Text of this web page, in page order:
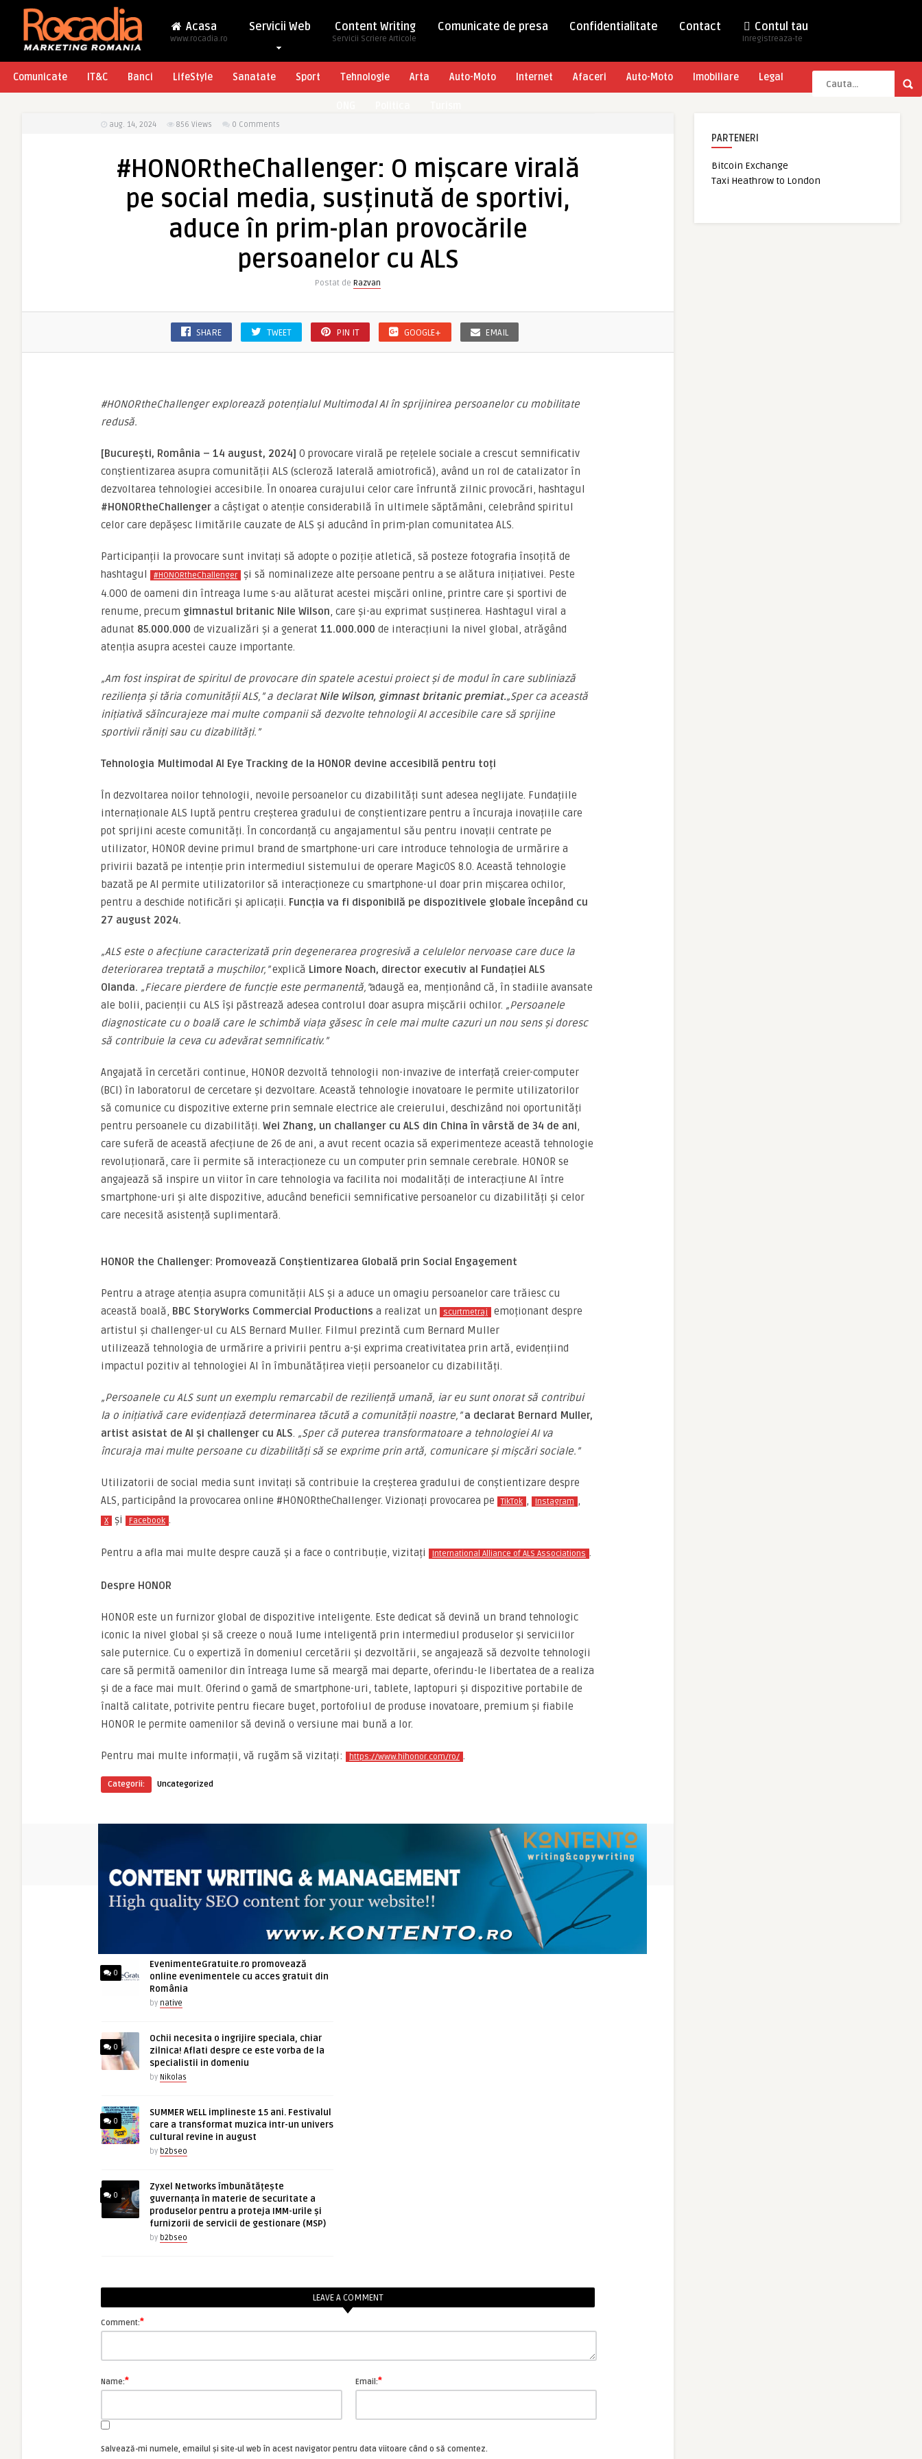
Acasa
www.rocadia.ro
Servicii Web Content Writing
Servicii Scriere Articole
Comunicate de presa Confidentialitate Contact Contul tau
Inregistreaza-te
Comunicate IT&C Banci LifeStyle Sanatate Sport Tehnologie Arta Auto-Moto Internet Afaceri Auto-Moto Imobiliare Legal
aug. 14, 2024 856 Views 0 Comments
#HONORtheChallenger: O mișcare virală
pe social media, susținută de sportivi,
aduce în prim-plan provocările
persoanelor cu ALS
Postat de Razvan
SHARE TWEET PIN IT GOOGLE+ EMAIL
#HONORtheChallenger explorează potențialul Multimodal AIîn sprijinirea persoanelor cu mobilitate
redusă.
[București, România – 14 august, 2024] O provocare virală pe rețelele sociale a crescut semnificativ
conștientizarea asupra comunității ALS (scleroză laterală amiotrofică), având un rol de catalizator în
dezvoltarea tehnologiei accesibile. În onoarea curajului celor care înfruntă zilnic provocări, hashtagul
#HONORtheChallenger a câștigat o atenție considerabilă în ultimele săptămâni, celebrând spiritul
celor care depășesc limitările cauzate de ALS și aducând în prim-plan comunitatea ALS.
Participanții la provocare sunt invitați să adopte o poziție atletică, să posteze fotografia însoțită de
hashtagul
#HONORtheChallenger și să nominalizeze alte persoane pentru a se alătura inițiativei. Peste
4.000 de oameni din întreaga lume s-au alăturat acestei mișcări online, printre care și sportivi de
renume, precum gimnastul britanic Nile Wilson, care și-au exprimat susținerea. Hashtagul viral a
adunat 85.000.000 de vizualizări și a generat 11.000.000 de interacțiuni la nivel global, atrăgând
atenția asupra acestei cauze importante.
„Am fost inspirat de spiritul de provocare din spatele acestui proiect și de modul în care subliniază
reziliența și tăria comunității ALS, ”a declaratNile Wilson, gimnast britanic premiat.„Sper ca această
inițiativă săîncurajeze mai multe companii sădezvolte tehnologii AI accesibile care săsprijine
sportivii răniți sau cu dizabilități. ”
Tehnologia Multimodal AI Eye Tracking de la HONOR devine accesibilă pentru toți
În dezvoltarea noilor tehnologii, nevoile persoanelor cu dizabilități sunt adesea neglijate. Fundațiile
internaționale ALS luptă pentru creșterea gradului de conștientizare pentru a încuraja inovațiile care
pot sprijini aceste comunități. În concordanță cu angajamentul său pentru inovații centrate pe
utilizator, HONOR devine primul brand de smartphone-uri care introduce tehnologia de urmărire a
privirii bazată pe intenție prin intermediul sistemului de operare MagicOS 8.0. Această tehnologie
bazată pe AI permite utilizatorilor să interacționeze cu smartphone-ul doar prin mișcarea ochilor,
pentru a deschide notificări și aplicații. Funcția va fi disponibilă pe dispozitivele globaleîncepând cu
27 august 2024.
„ALS este o afecțiune caracterizată prin degenerarea progresivă a celulelor nervoase care duce la
deteriorarea treptată a mușchilor,”explică Limore Noach, director executiv al Fundației ALS
Olanda. „Fiecare pierdere de funcție este permanentă, ”adaugă ea, menționând că, în stadiile avansate
ale bolii, pacienții cu ALS își păstrează adesea controlul doar asupra mișcării ochilor. „Persoanele
diagnosticate cu o boalăcare le schimbăviața găsesc în cele mai multe cazuri un nou sens și doresc
săcontribuie la ceva cu adevărat semnificativ. ”
Angajată în cercetări continue, HONOR dezvoltă tehnologii non-invazive de interfață creier-computer
(BCI) în laboratorul de cercetare și dezvoltare. Această tehnologie inovatoare le permite utilizatorilor
să comunice cu dispozitive externe prin semnale electrice ale creierului, deschizând noi oportunități
pentru persoanele cu dizabilități. Wei Zhang, un challanger cu ALS din Chinaîn vârstă de 34 de ani,
care suferă de această afecțiune de 26 de ani, a avut recent ocazia să experimenteze această tehnologie
revoluționară, care îi permite să interacționeze cu un computer prin semnale cerebrale. HONOR se
angajează să inspire un viitor în care tehnologia va facilita noi modalități de interacțiune AI între
smartphone-uri și alte dispozitive, aducând beneficii semnificative persoanelor cu dizabilități și celor
care necesită asistență suplimentară.
HONOR the Challenger: Promovează Conștientizarea Globală prin Social Engagement
Pentru a atrage atenția asupra comunității ALS și a aduce un omagiu persoanelor care trăiesc cu
această boală, BBC StoryWorks Commercial Productions a realizat un scurtmetraj
emoționant despre
artistul și challenger-ul cu ALS Bernard Muller. Filmul prezintă cum Bernard Muller
utilizează tehnologia de urmărire a privirii pentru a-și exprima creativitatea prin artă, evidențiind
impactul pozitiv al tehnologiei AI în îmbunătățirea vieții persoanelor cu dizabilități.
„Persoanele cu ALS sunt un exemplu remarcabil de reziliență umană, iar eu sunt onorat să contribui
la o inițiativă care evidențiază determinarea tăcută a comunității noastre,” a declarat Bernard Muller,
artist asistat de AI și challenger cu ALS. „Sper că puterea transformatoare a tehnologiei AI va
încuraja mai multe persoane cu dizabilități să se exprime prin artă, comunicare și mișcări sociale.”
Utilizatorii de social media sunt invitați să contribuie la creșterea gradului de conștientizare despre
ALS, participând la provocarea online #HONORtheChallenger. Vizionați provocarea pe
TikTok , Instagram ,
X și Facebook .
Pentru a afla mai multe despre cauză și a face o contribuție, vizitați International Alliance of ALS Associations .
Despre HONOR
HONOR este un furnizor global de dispozitive inteligente. Este dedicat să devină un brand tehnologic
iconic la nivel global și să creeze o nouă lume inteligentă prin intermediul produselor și serviciilor
sale puternice. Cu o expertiză în domeniul cercetării și dezvoltării, se angajează să dezvolte tehnologii
care să permită oamenilor din întreaga lume să meargă mai departe, oferindu-le libertatea de a realiza
și de a face mai mult. Oferind o gamă de smartphone-uri, tablete, laptopuri și dispozitive portabile de
înaltă calitate, potrivite pentru fiecare buget, portofoliul de produse inovatoare, premium și fiabile
HONOR le permite oamenilor să devină o versiune mai bună a lor.
Pentru mai multe informații, vă rugăm să vizitați: https://www.hihonor.com/ro/ .
Categorii: Uncategorized
0
EvenimenteGratuite.ro promovează
online evenimentele cu acces gratuit din
România
by native
0
Ochii necesita o ingrijire speciala, chiar
zilnica! Aflati despre ce este vorba de la
specialistii in domeniu
by Nikolas
0
SUMMER WELL implineste 15 ani. Festivalul
care a transformat muzica intr-un univers
cultural revine in august
by b2bseo
0
Zyxel Networks îmbunătățește
guvernanța în materie de securitate a
produselor pentru a proteja IMM-urile și
furnizorii de servicii de gestionare (MSP)
by b2bseo
ARTICOLE ASEMANATOARE
LEAVE A COMMENT
Comment:*
Name:* Email:*
Salvează-mi numele, emailul și site-ul web în acest navigator pentru data viitoare când o să comentez.
PARTENERI
Bitcoin Exchange
Taxi Heathrow to London